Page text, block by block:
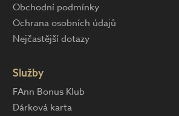
Obchodní podmínky
Ochrana osobních údajů
Nejčastější dotazy
Služby
FAnn Bonus Klub
Dárková karta